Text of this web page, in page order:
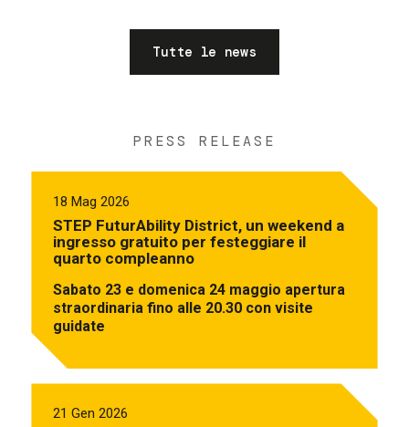
Tutte le news
PRESS RELEASE
18 Mag 2026
STEP FuturAbility District, un weekend a
ingresso gratuito per festeggiare il
quarto compleanno
Sabato 23 e domenica 24 maggio apertura
straordinaria fino alle 20.30 con visite
guidate
21 Gen 2026